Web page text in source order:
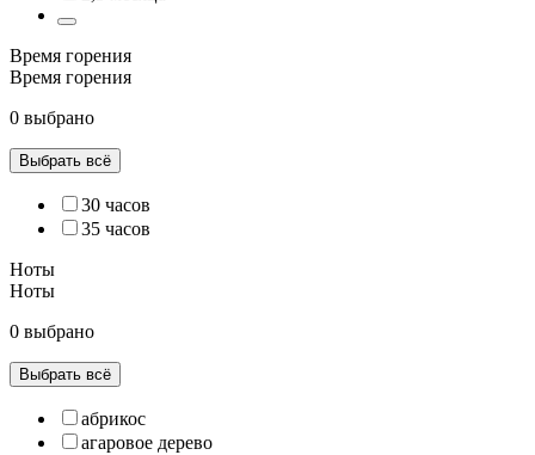
Время горения
Время горения
0 выбрано
Выбрать всё
30 часов
35 часов
Ноты
Ноты
0 выбрано
Выбрать всё
абрикос
агаровое дерево